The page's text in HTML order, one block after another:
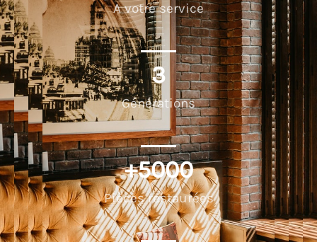
A votre service
Générations
3
Pièces restaurées
+5000